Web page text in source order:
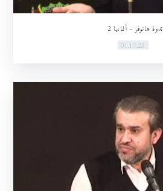
ندوة هانوفر - ألمانيا 2
01:17:23